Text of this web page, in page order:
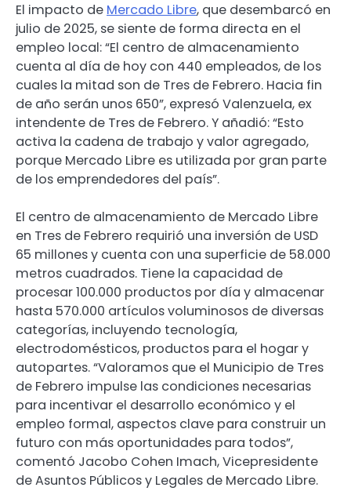
El impacto de Mercado Libre, que desembarcó en
julio de 2025, se siente de forma directa en el
empleo local: “El centro de almacenamiento
cuenta al día de hoy con 440 empleados, de los
cuales la mitad son de Tres de Febrero. Hacia fin
de año serán unos 650”, expresó Valenzuela, ex
intendente de Tres de Febrero. Y añadió: “Esto
activa la cadena de trabajo y valor agregado,
porque Mercado Libre es utilizada por gran parte
de los emprendedores del país”.
El centro de almacenamiento de Mercado Libre
en Tres de Febrero requirió una inversión de USD
65 millones y cuenta con una superficie de 58.000
metros cuadrados. Tiene la capacidad de
procesar 100.000 productos por día y almacenar
hasta 570.000 artículos voluminosos de diversas
categorías, incluyendo tecnología,
electrodomésticos, productos para el hogar y
autopartes. “Valoramos que el Municipio de Tres
de Febrero impulse las condiciones necesarias
para incentivar el desarrollo económico y el
empleo formal, aspectos clave para construir un
futuro con más oportunidades para todos”,
comentó Jacobo Cohen Imach, Vicepresidente
de Asuntos Públicos y Legales de Mercado Libre.